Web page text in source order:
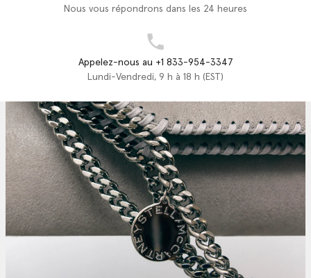
Nous vous répondrons dans les 24 heures
Appelez-nous au +1 833-954-3347
Lundi-Vendredi, 9 h à 18 h (EST)